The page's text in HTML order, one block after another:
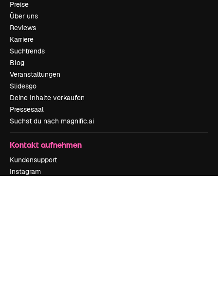
Preise
Über uns
Reviews
Karriere
Suchtrends
Blog
Veranstaltungen
Slidesgo
Deine Inhalte verkaufen
Pressesaal
Suchst du nach magnific.ai
Kontakt aufnehmen
Kundensupport
Instagram